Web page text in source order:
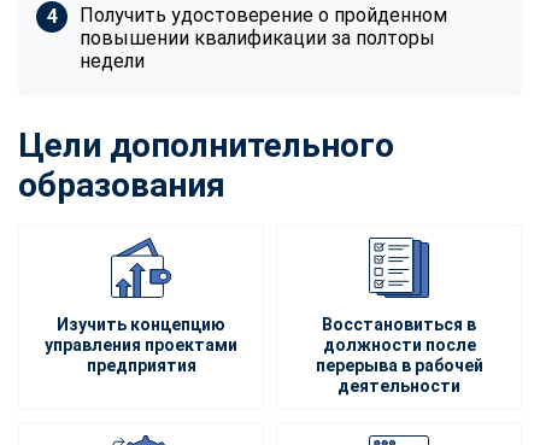
Получить удостоверение о пройденном
повышении квалификации за полторы
недели
Цели дополнительного
образования
Изучить концепцию
управления проектами
предприятия
Восстановиться в
должности после
перерыва в рабочей
деятельности